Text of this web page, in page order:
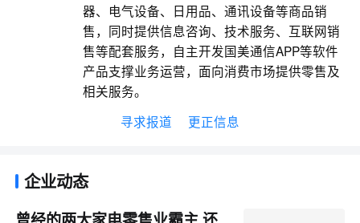
器、电气设备、日用品、通讯设备等商品销
售，同时提供信息咨询、技术服务、互联网销
售等配套服务，自主开发国美通信APP等软件
产品支撑业务运营，面向消费市场提供零售及
相关服务。
寻求报道
更正信息
企业动态